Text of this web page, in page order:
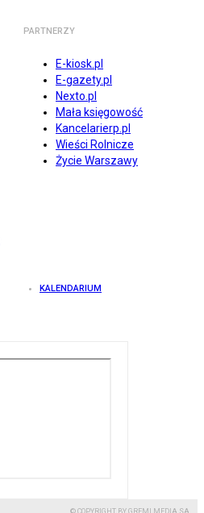
PARTNERZY
E-kiosk.pl
E-gazety.pl
Nexto.pl
Mała księgowość
Kancelarierp.pl
Wieści Rolnicze
Życie Warszawy
KALENDARIUM